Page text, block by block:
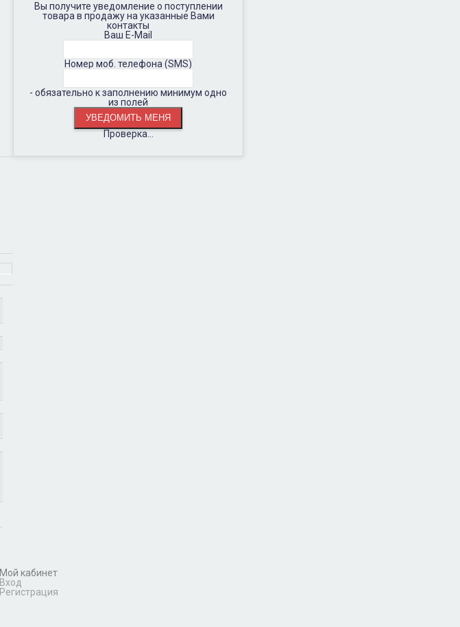
Вы получите уведомление о поступлении
товара в продажу на указанные Вами
контакты
Ваш E-Mail
Номер моб. телефона (SMS)
- обязательно к заполнению минимум одно
из полей
Проверка...
Мой кабинет
Вход
Регистрация